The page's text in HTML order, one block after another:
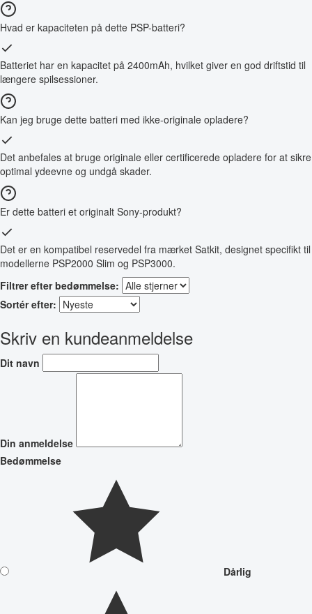
Hvad er kapaciteten på dette PSP-batteri?
Batteriet har en kapacitet på 2400mAh, hvilket giver en god driftstid til
længere spilsessioner.
Kan jeg bruge dette batteri med ikke-originale opladere?
Det anbefales at bruge originale eller certificerede opladere for at sikre
optimal ydeevne og undgå skader.
Er dette batteri et originalt Sony-produkt?
Det er en kompatibel reservedel fra mærket Satkit, designet specifikt til
modellerne PSP2000 Slim og PSP3000.
Filtrer efter bedømmelse:
Sortér efter:
Skriv en kundeanmeldelse
Dit navn
Din anmeldelse
Bedømmelse
Dårlig